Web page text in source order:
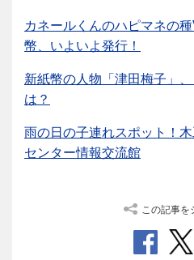
カネールくんのハピマネの
幣、いよいよ発行！
新紙幣の人物「津田梅子」
は？
雨の日の子連れスポット！
センター情報交流館
この記事を